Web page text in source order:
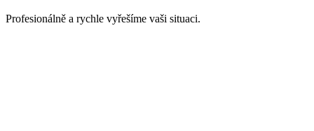
Profesionálně a rychle vyřešíme vaši situaci.